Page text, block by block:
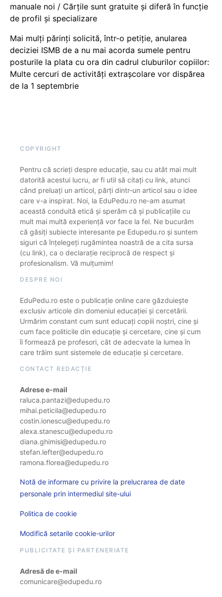
manuale noi / Cărțile sunt gratuite și diferă în funcție
de profil și specializare
Mai mulți părinți solicită, într-o petiție, anularea
deciziei ISMB de a nu mai acorda sumele pentru
posturile la plata cu ora din cadrul cluburilor copiilor:
Multe cercuri de activități extrașcolare vor dispărea
de la 1 septembrie
COPYRIGHT
Pentru că scrieți despre educație, sau cu atât mai mult
datorită acestui lucru, ar fi util să citați cu link, atunci
când preluați un articol, părți dintr-un articol sau o idee
care v-a inspirat. Noi, la EduPedu.ro ne-am asumat
această conduită etică și sperăm că și publicațiile cu
mult mai multă experiență vor face la fel. Ne bucurăm
că găsiți subiecte interesante pe Edupedu.ro și suntem
siguri că înțelegeți rugămintea noastră de a cita sursa
(cu link), ca o declarație reciprocă de respect și
profesionalism. Vă mulțumim!
DESPRE NOI
EduPedu.ro este o publicație online care găzduiește
exclusiv articole din domeniul educației și cercetării.
Urmărim constant cum sunt educați copiii noștri, cine și
cum face politicile din educație și cercetare, cine și cum
îi formează pe profesori, cât de adecvate la lumea în
care trăim sunt sistemele de educație și cercetare.
CONTACT REDACȚIE
Adrese e-mail
raluca.pantazi@edupedu.ro
mihai.peticila@edupedu.ro
costin.ionescu@edupedu.ro
alexa.stanescu@edupedu.ro
diana.ghimisi@edupedu.ro
stefan.lefter@edupedu.ro
ramona.florea@edupedu.ro
Notă de informare cu privire la prelucrarea de date
personale prin intermediul site-ului
Politica de cookie
Modifică setarile cookie-urilor
PUBLICITATE ȘI PARTENERIATE
Adresă de e-mail
comunicare@edupedu.ro